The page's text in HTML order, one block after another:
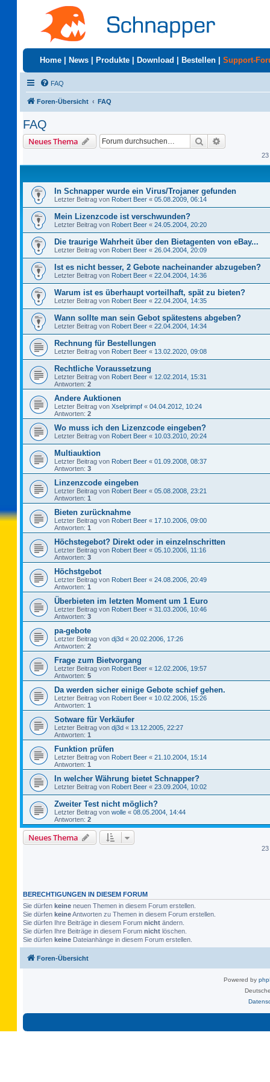
Home News Produkte Download Bestellen Support-
FAQ
Foren-Übersicht FAQ
FAQ
Neues Thema Suche
23
In Schnapper wurde ein Virus/Trojaner gefunden
Letzter Beitrag von Robert Beer « 05.08.2009, 06:14
Mein Lizenzcode ist verschwunden?
Letzter Beitrag von Robert Beer « 24.05.2004, 20:20
Die traurige Wahrheit über den Bietagenten von eBay...
Letzter Beitrag von Robert Beer « 26.04.2004, 20:09
Ist es nicht besser, 2 Gebote nacheinander abzugeben?
Letzter Beitrag von Robert Beer « 22.04.2004, 14:36
Warum ist es überhaupt vorteilhaft, spät zu bieten?
Letzter Beitrag von Robert Beer « 22.04.2004, 14:35
Wann sollte man sein Gebot spätestens abgeben?
Letzter Beitrag von Robert Beer « 22.04.2004, 14:34
Rechnung für Bestellungen
Letzter Beitrag von Robert Beer « 13.02.2020, 09:08
Rechtliche Voraussetzung
Letzter Beitrag von Robert Beer « 12.02.2014, 15:31
Antworten: 2
Andere Auktionen
Letzter Beitrag von Xselprimpf « 04.04.2012, 10:24
Antworten: 2
Wo muss ich den Lizenzcode eingeben?
Letzter Beitrag von Robert Beer « 10.03.2010, 20:24
Multiauktion
Letzter Beitrag von Robert Beer « 01.09.2008, 08:37
Antworten: 3
Linzenzcode eingeben
Letzter Beitrag von Robert Beer « 05.08.2008, 23:21
Antworten: 1
Bieten zurücknahme
Letzter Beitrag von Robert Beer « 17.10.2006, 09:00
Antworten: 1
Höchstegebot? Direkt oder in einzelnschritten
Letzter Beitrag von Robert Beer « 05.10.2006, 11:16
Antworten: 3
Höchstgebot
Letzter Beitrag von Robert Beer « 24.08.2006, 20:49
Antworten: 1
Überbieten im letzten Moment um 1 Euro
Letzter Beitrag von Robert Beer « 31.03.2006, 10:46
Antworten: 3
pa-gebote
Letzter Beitrag von dj3d « 20.02.2006, 17:26
Antworten: 2
Frage zum Bietvorgang
Letzter Beitrag von Robert Beer « 12.02.2006, 19:57
Antworten: 5
Da werden sicher einige Gebote schief gehen.
Letzter Beitrag von Robert Beer « 10.02.2006, 15:26
Antworten: 1
Sotware für Verkäufer
Letzter Beitrag von dj3d « 13.12.2005, 22:27
Antworten: 1
Funktion prüfen
Letzter Beitrag von Robert Beer « 21.10.2004, 15:14
Antworten: 1
In welcher Währung bietet Schnapper?
Letzter Beitrag von Robert Beer « 23.09.2004, 10:02
Zweiter Test nicht möglich?
Letzter Beitrag von wolle « 08.05.2004, 14:44
Antworten: 2
Neues Thema
23
BERECHTIGUNGEN IN DIESEM FORUM
Sie dürfen keine neuen Themen in diesem Forum erstellen.
Sie dürfen keineAntworten zu Themen in diesem Forum erstellen.
Sie dürfen Ihre Beiträge in diesem Forum nicht ändern.
Sie dürfen Ihre Beiträge in diesem Forum nicht löschen.
Sie dürfen keine Dateianhänge in diesem Forum erstellen.
Foren-Übersicht
Powered by